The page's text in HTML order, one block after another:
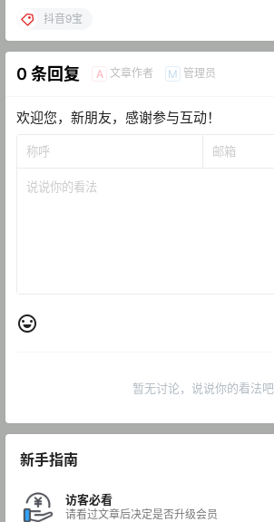
抖音9宝
0 条回复 A 文章作者 M 管理员
欢迎您，新朋友，感谢参与互动！
暂无讨论，说说你的看法吧
新手指南
访客必看
请看过文章后决定是否升级会员